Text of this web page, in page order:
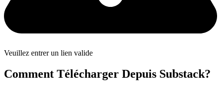
Veuillez entrer un lien valide
Comment Télécharger Depuis Substack?